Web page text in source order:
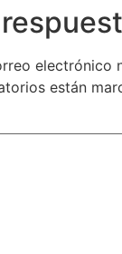
electrónico
están